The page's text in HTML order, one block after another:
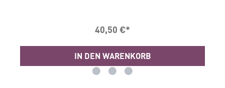
40,50 €*
IN DEN WARENKORB